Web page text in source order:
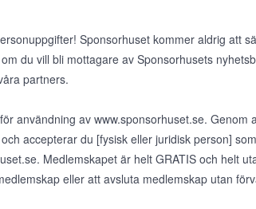
Sponsorhuset kommer aldrig att
du vill bli mottagare av Sponsorhusets
partners.
användning av www.sponsorhuset.se. Genom
accepterar du [fysisk eller juridisk person]
Medlemskapet är helt GRATIS och helt
eller att avsluta medlemskap utan